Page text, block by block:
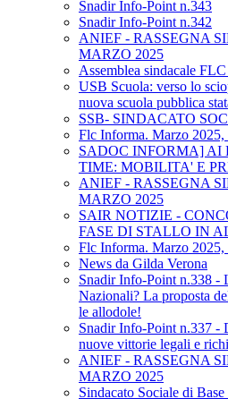
Snadir Info-Point n.343
Snadir Info-Point n.342
ANIEF - RASSEGNA
MARZO 2025
Assemblea sindacale
USB Scuola: verso lo
nuova scuola pubblica
SSB- SINDACATO
Flc Informa. Marzo 2025,
SADOC INFORMA] AI
TIME: MOBILITA' E
ANIEF - RASSEGNA
MARZO 2025
SAIR NOTIZIE -
FASE DI STALLO IN
Flc Informa. Marzo 2025,
News da Gilda Verona
Snadir Info-Point n.338 -
Nazionali? La proposta
le allodole!
Snadir Info-Point n.337 -
nuove vittorie legali e
ANIEF - RASSEGNA
MARZO 2025
Sindacato Sociale di